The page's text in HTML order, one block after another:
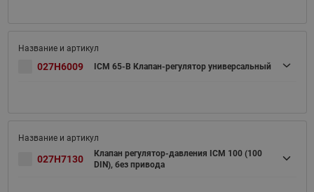
027H6009 ICM 65-B Клапан-регулятор универсальный
027H7130
Клапан регулятор-давления ICM 100 (100
DIN), без привода